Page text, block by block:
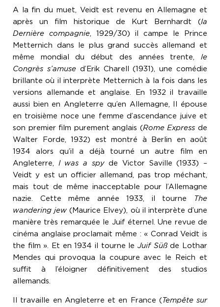
A la fin du muet, Veidt est revenu en Allemagne et
après un film historique de Kurt Bernhardt (la
Dernière compagnie, 1929/30) il campe le Prince
Metternich dans le plus grand succès allemand et
même mondial du début des années trente, le
Congrès s’amused’Erik Charell (1931), une comédie
brillante où il interprète Metternich à la fois dans les
versions allemande et anglaise. En 1932 il travaille
aussi bien en Angleterre qu’en Allemagne, Il épouse
en troisième noce une femme d’ascendance juive et
son premier film purement anglais (Rome Express de
Walter Forde, 1932) est montré à Berlin en août
1934 alors qu’il a déjà tourné un autre film en
Angleterre, I was a spyde Victor Saville (1933) –
Veidt y est un officier allemand, pas trop méchant,
mais tout de même inacceptable pour l’Allemagne
nazie. Cette même année 1933, il tourne
The
wandering jew (Maurice Elvey), où il interprète d’une
manière très remarquée le Juif éternel. Une revue de
cinéma anglaise proclamait même : « Conrad Veidt is
the film ». Et en 1934 il tourne le Juif Süßde Lothar
Mendes qui provoqua la coupure avec le Reich et
suffit à l’éloigner définitivement des studios
allemands.
Il travaille en Angleterre et en France (Tempête sur